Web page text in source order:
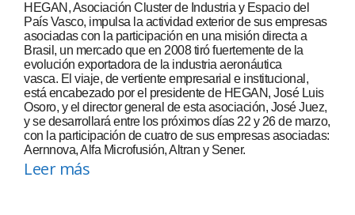
HEGAN, Asociación Cluster de Industria y Espacio del
País Vasco, impulsa la actividad exterior de sus empresas
asociadas con la participación en una misión directa a
Brasil, un mercado que en 2008 tiró fuertemente de la
evolución exportadora de la industria aeronáutica
vasca. El viaje, de vertiente empresarial e institucional,
está encabezado por el presidente de HEGAN, José Luis
Osoro, y el director general de esta asociación, José Juez,
y se desarrollará entre los próximos días 22 y 26 de marzo,
con la participación de cuatro de sus empresas asociadas:
Aernnova, Alfa Microfusión, Altran y Sener.
Leer más